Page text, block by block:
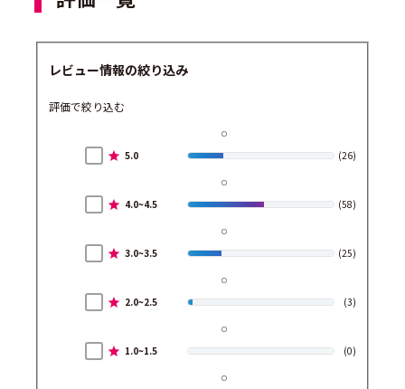
レビュー情報の絞り込み
評価で絞り込む
5.0 (26)
4.0~4.5 (58)
3.0~3.5 (25)
2.0~2.5 (3)
1.0~1.5 (0)